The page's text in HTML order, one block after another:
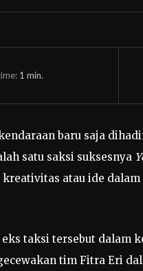
1 min.
baru saja
satu saksi suksesnya
atau ide
taksi tersebut dalam
tim Fitra Eri